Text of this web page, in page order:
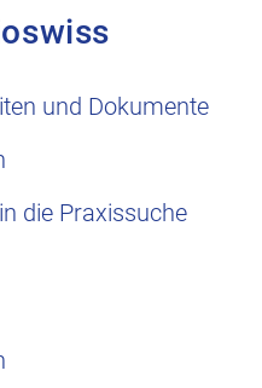
und Dokumente
die Praxissuche